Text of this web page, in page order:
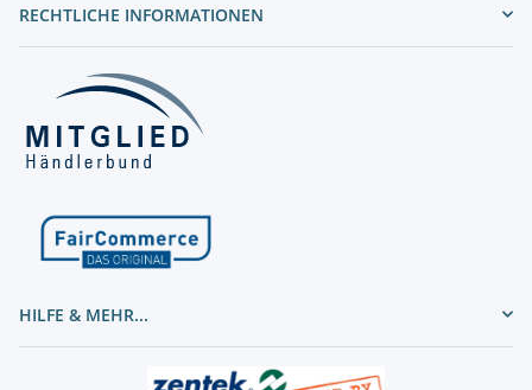
RECHTLICHE INFORMATIONEN
HILFE & MEHR...